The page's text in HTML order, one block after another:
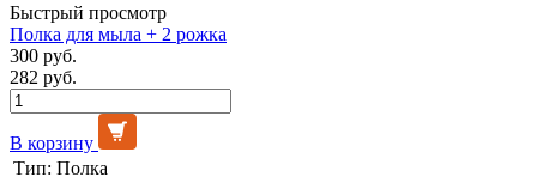
Быстрый просмотр
Полка для мыла + 2 рожка
300 руб.
282 руб.
В корзину
Тип: Полка